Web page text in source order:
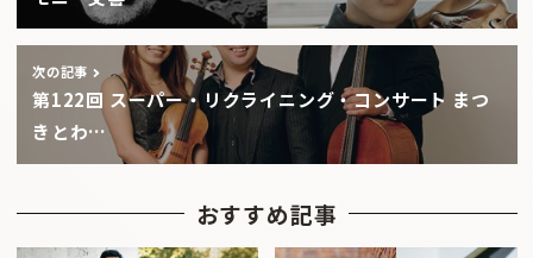
次の記事
第122回 スーパー・リクライニング・コンサート まつ
きとわ…
おすすめ記事